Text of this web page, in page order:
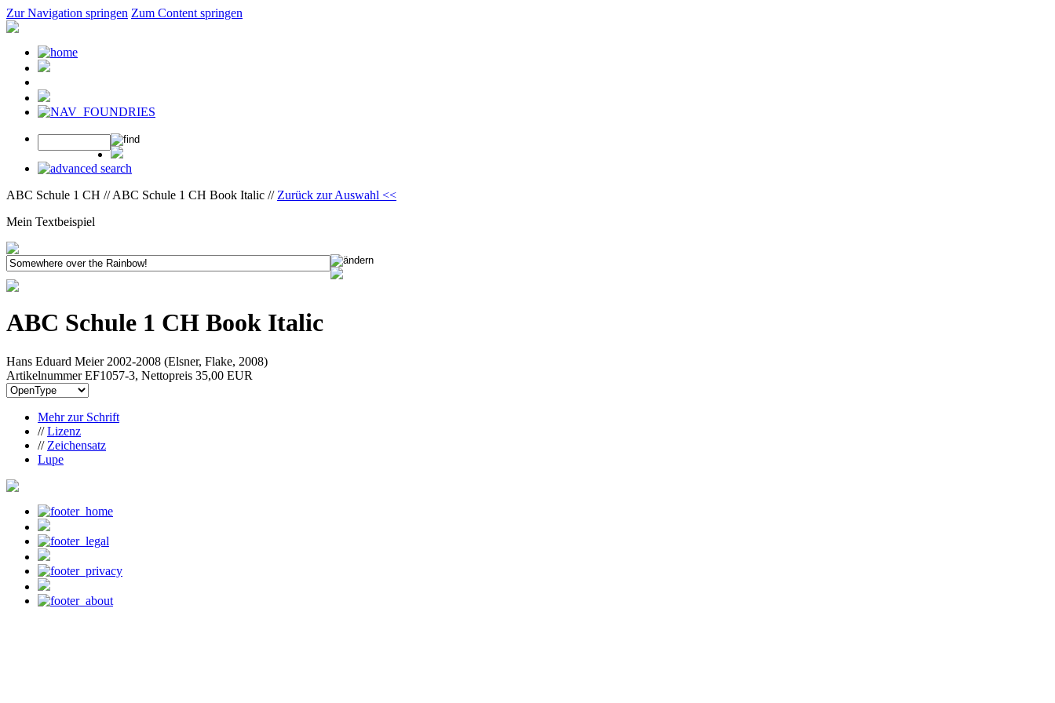
Zur Navigation springen Zum Content springen
ABC Schule 1 CH // ABC Schule 1 CH Book Italic // Zurück zur Auswahl <<
Mein Textbeispiel
ABC Schule 1 CH Book Italic
Hans Eduard Meier 2002-2008 (Elsner, Flake, 2008)
Artikelnummer EF1057-3, Nettopreis 35,00 EUR
Mehr zur Schrift
//Lizenz
// Zeichensatz
Lupe